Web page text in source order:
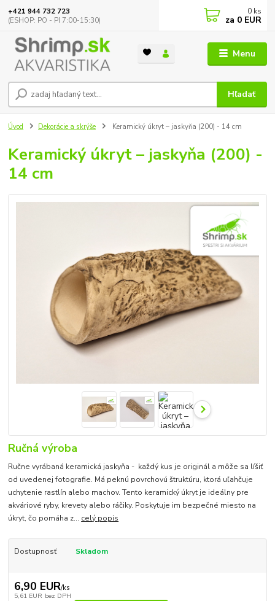
Menu
Hľadať
+421 944 732 723
(ESHOP: PO - PI 7:00-15:30)
0 ks
za 0 EUR
Úvod Dekorácie a skrýše Keramický úkryt – jaskyňa (200) - 14 cm
Keramický úkryt – jaskyňa (200) -
14 cm
Ručná výroba
Ručne vyrábaná keramická jaskyňa - každý kus je originál a môže sa líšiť
od uvedenej fotografie. Má peknú povrchovú štruktúru, ktorá uľahčuje
uchytenie rastlín alebo machov. Tento keramický úkryt je ideálny pre
akváriové ryby, krevety alebo ráčiky. Poskytuje im bezpečné miesto na
úkryt, čo pomáha z... celý popis
Dostupnosť Skladom
6,90 EUR/ks
5,61 EUR bez DPH